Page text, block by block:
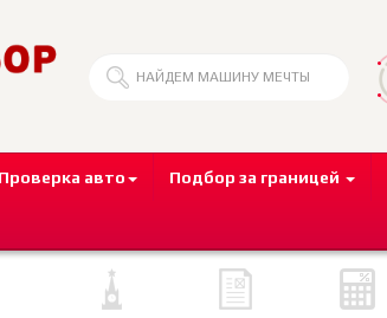
Проверка авто Подбор за границей